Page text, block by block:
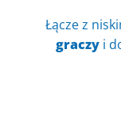
Łącze z
graczy i